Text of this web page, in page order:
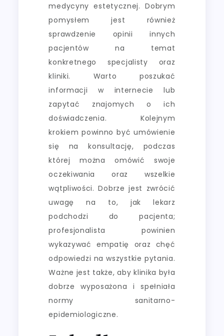
medycyny estetycznej. Dobrym
pomysłem jest również
sprawdzenie opinii innych
pacjentów na temat
konkretnego specjalisty oraz
kliniki. Warto poszukać
informacji w internecie lub
zapytać znajomych o ich
doświadczenia. Kolejnym
krokiem powinno być umówienie
się na konsultację, podczas
której można omówić swoje
oczekiwania oraz wszelkie
wątpliwości. Dobrze jest zwrócić
uwagę na to, jak lekarz
podchodzi do pacjenta;
profesjonalista powinien
wykazywać empatię oraz chęć
odpowiedzi na wszystkie pytania.
Ważne jest także, aby klinika była
dobrze wyposażona i spełniała
normy sanitarno-
epidemiologiczne.